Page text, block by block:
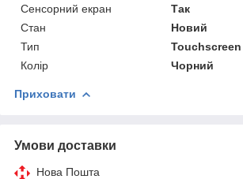
Сенсорний екран
Так
Стан
Новий
Тип
Touchscreen
Колір
Чорний
Приховати
Умови доставки
Нова Пошта